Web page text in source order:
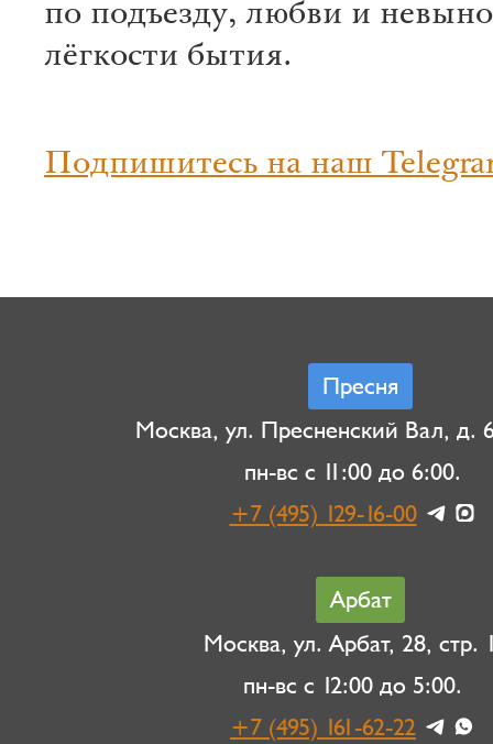
по подъезду, любви и
лёгкости бытия.
Подпишитесь на наш
Пресня
Москва, ул. Пресненский Вал, д.
пн-вс с 11:00 до 6:00.
+7 (495) 129-16-00
Арбат
Москва, ул. Арбат, 28, стр.
пн-вс с 12:00 до 5:00.
+7 (495) 161-62-22